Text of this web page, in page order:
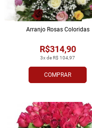
COMPRAR
3x de R$ 104,97
R$314,90
Arranjo Rosas Coloridas